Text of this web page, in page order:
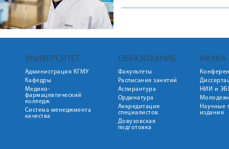
вознаграждения,
УНИВЕРСИТЕТ
Администрация КГМУ
Кафедры
Медико-
фармацевтический
колледж
Система менеджмента
качества
ОБРАЗОВАНИЕ
Факультеты
Расписания занятий
Аспирантура
Ординатура
Аккредитация
специалистов
Довузовская
подготовка
НАУКА
НИИ и
Научные
издания